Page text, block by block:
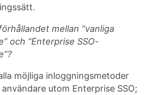
mellan “vanliga
och “Enterprise SSO-
möjliga inloggningsmetoder
utom Enterprise SSO;